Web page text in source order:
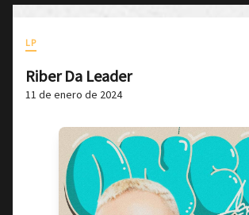
LP
Riber Da Leader
11 de enero de 2024